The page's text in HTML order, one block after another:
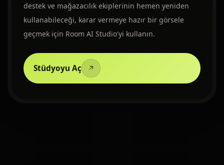
destek ve mağazacılık ekiplerinin hemen yeniden
kullanabileceği, karar vermeye hazır bir görsele
geçmek için Room AI Studio'yi kullanın.
Stüdyoyu Aç